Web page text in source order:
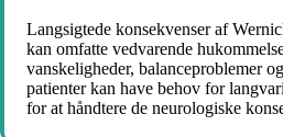
Langsigtede konsekvenser af
kan omfatte vedvarende
vanskeligheder, balanceproblemer
patienter kan have behov for
for at håndtere de neurologiske